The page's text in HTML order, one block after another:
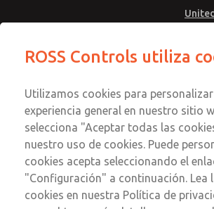
Ver
Serie MD3
MD353EFA2CBYN
Enviar esta página por
electrónico
Servicio al Cliente
1-800-GET-ROSS
Servicio Tecnico
1-888-TEK-ROSS
ROSS Controls utiliza
Utilizamos cookies para
experiencia general en nuestro sitio
selecciona "Aceptar todas las
nuestro uso de cookies. Puede
cookies acepta seleccionando el
"Configuración" a continuación. Lea
cookies en nuestra Política de